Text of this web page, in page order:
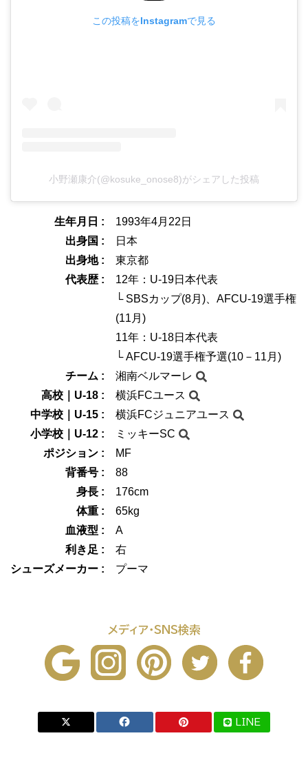
この投稿をInstagramで見る
小野瀬康介(@kosuke_onose8)がシェアした投稿
生年月日 :
1993年4月22日
出身国 :
日本
出身地 :
東京都
代表歴 :
12年：U-19日本代表
└ SBSカップ(8月)、AFCU-19選手権
(11月)
11年：U-18日本代表
└ AFCU-19選手権予選(10－11月)
チーム :
湘南ベルマーレ
高校｜U-18 :
横浜FCユース
中学校｜U-15 :
横浜FCジュニアユース
小学校｜U-12 :
ミッキーSC
ポジション :
MF
背番号 :
88
身長 :
176cm
体重 :
65kg
血液型 :
A
利き足 :
右
シューズメーカー :
プーマ
メディア・SNS検索
LINE